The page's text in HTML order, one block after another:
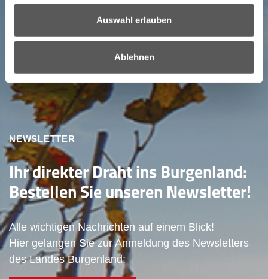
Auswahl erlauben
Ablehnen
NEWSLETTER
Ihr direkter Draht ins Burgenland:
Bestellen Sie unseren Newsletter!
Alle wichtigen Nachrichten auf einem Blick!
Hier gelangen Sie zur Anmeldung des Newsletters
des Landes Burgenland: